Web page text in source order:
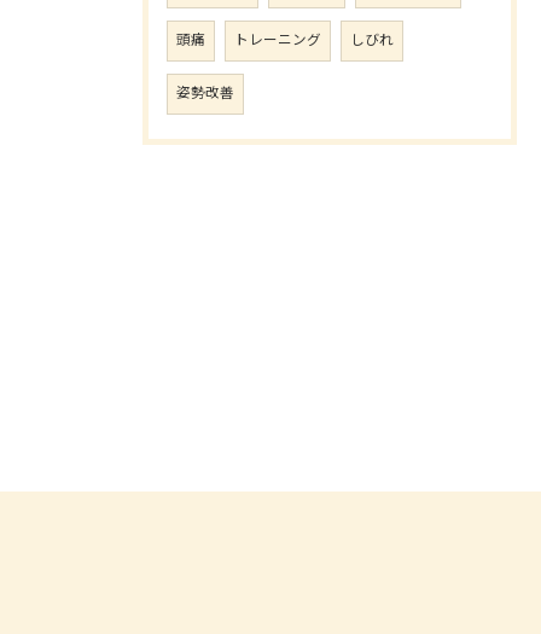
頭痛 トレーニング しびれ
姿勢改善